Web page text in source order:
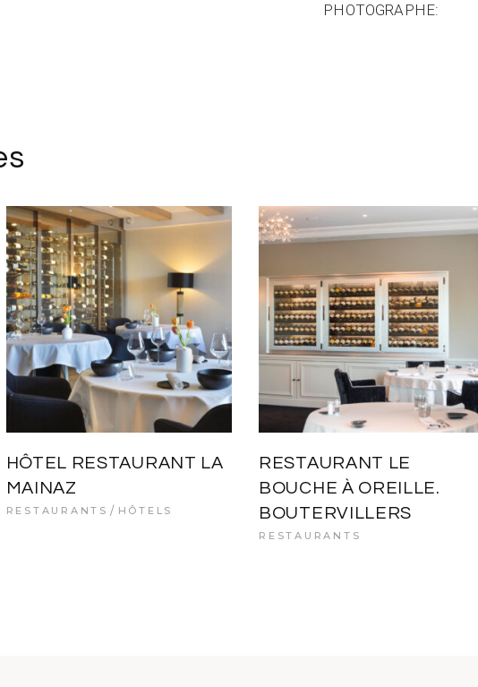
PHOTOGRAPHE
HÔTEL RESTAURANT LA
MAINAZ
RESTAURANTS HÔTELS
RESTAURANT LE
BOUCHE À OREILLE.
BOUTERVILLERS
RESTAURANTS